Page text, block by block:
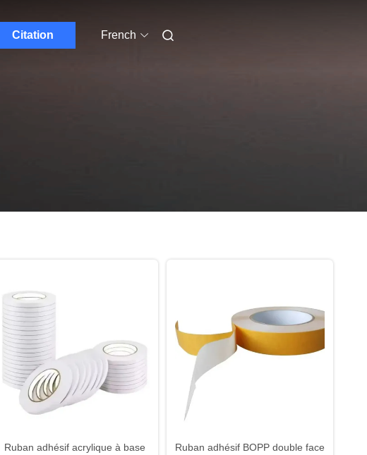
Citation French
Ruban adhésif acrylique à base
Ruban adhésif BOPP double face